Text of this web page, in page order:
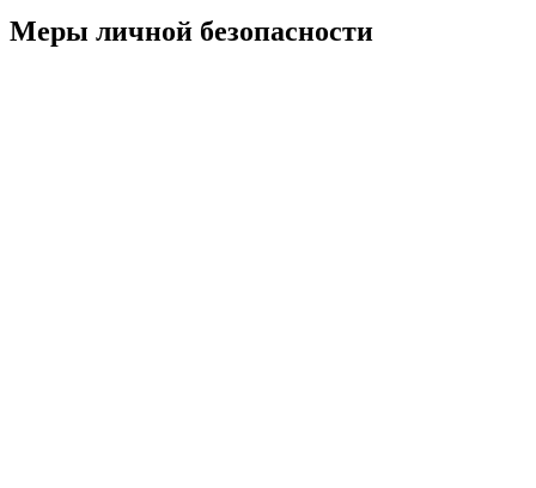
Меры личной безопасности